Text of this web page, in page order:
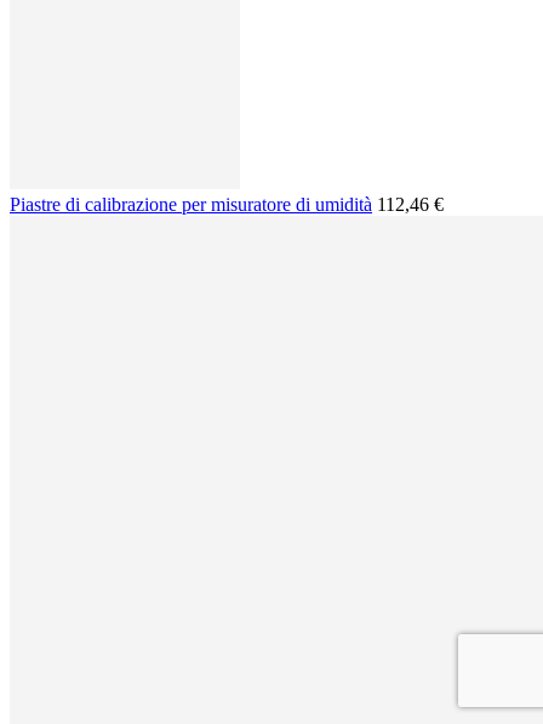
Piastre di calibrazione per misuratore di umidità 112,46 €